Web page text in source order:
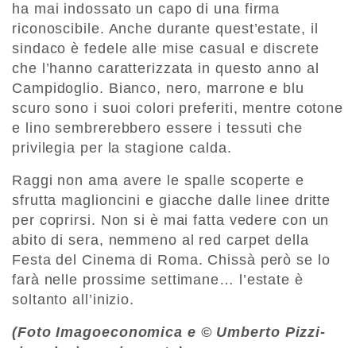
ha mai indossato un capo di una firma
riconoscibile. Anche durante quest’estate, il
sindaco è fedele alle mise casual e discrete
che l’hanno caratterizzata in questo anno al
Campidoglio. Bianco, nero, marrone e blu
scuro sono i suoi colori preferiti, mentre cotone
e lino sembrerebbero essere i tessuti che
privilegia per la stagione calda.
Raggi non ama avere le spalle scoperte e
sfrutta maglioncini e giacche dalle linee dritte
per coprirsi. Non si è mai fatta vedere con un
abito di sera, nemmeno al red carpet della
Festa del Cinema di Roma. Chissà però se lo
farà nelle prossime settimane… l’estate è
soltanto all’inizio.
(Foto Imagoeconomica e © Umberto Pizzi-